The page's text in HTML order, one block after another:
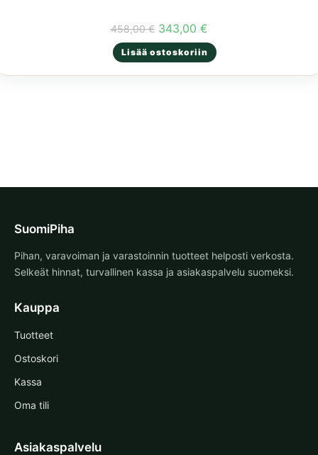
458,00€ Alkuperäinen
hinta
oli:
458,00 €.
343,00 €Nykyinen
hinta
on:
343,00 €.
Lisää ostoskoriin
SuomiPiha
Pihan, varavoiman ja varastoinnin tuotteet helposti verkosta.
Selkeät hinnat, turvallinen kassa ja asiakaspalvelu suomeksi.
Kauppa
Tuotteet
Ostoskori
Kassa
Oma tili
Asiakaspalvelu